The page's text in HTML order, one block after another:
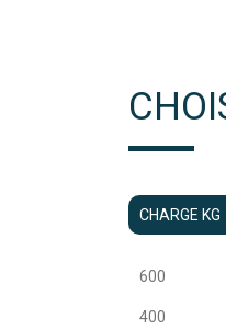
CHARGE KG
600
400